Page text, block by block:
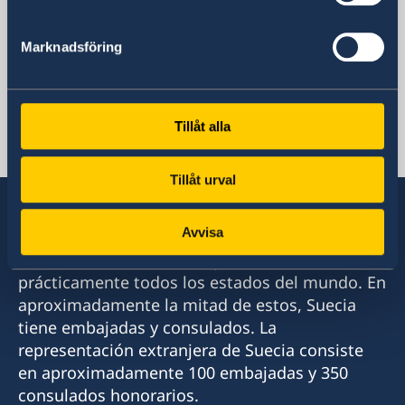
Marknadsföring
Tillåt alla
Tillåt urval
Avvisa
Embajada de Suecia
Chile, Santiago de Chile
Suecia tiene relaciones diplomáticas con
prácticamente todos los estados del mundo. En
aproximadamente la mitad de estos, Suecia
tiene embajadas y consulados. La
representación extranjera de Suecia consiste
en aproximadamente 100 embajadas y 350
consulados honorarios.